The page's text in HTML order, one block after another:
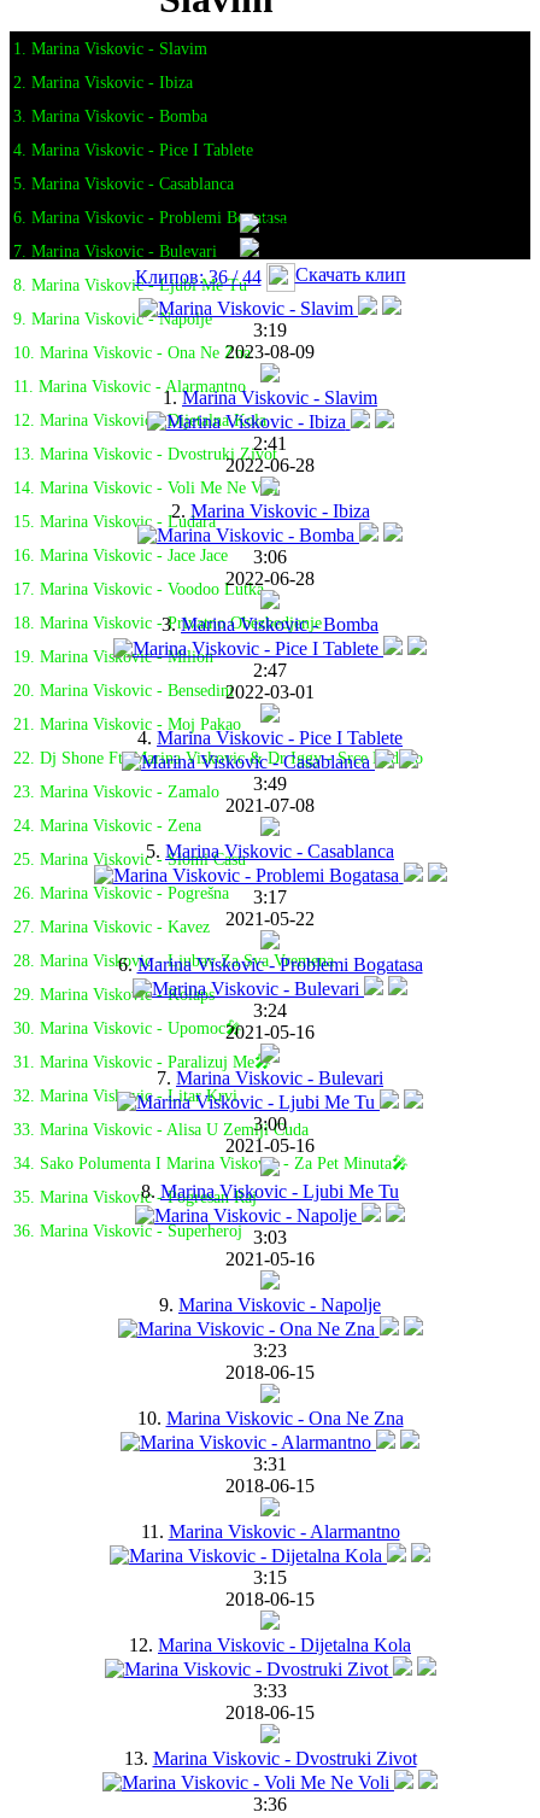
1. Marina Viskovic - Slavim
2. Marina Viskovic - Ibiza
3. Marina Viskovic - Bomba
4. Marina Viskovic - Pice I Tablete
5. Marina Viskovic - Casablanca
6. Marina Viskovic - Problemi Bogatasa
7. Marina Viskovic - Bulevari
8. Marina Viskovic - Ljubi Me Tu
9. Marina Viskovic - Napolje
10. Marina Viskovic - Ona Ne Zna
11. Marina Viskovic - Alarmantno
12. Marina Viskovic - Dijetalna Kola
13. Marina Viskovic - Dvostruki Zivot
14. Marina Viskovic - Voli Me Ne Voli
15. Marina Viskovic - Ludara
16. Marina Viskovic - Jace Jace
17. Marina Viskovic - Voodoo Lutka
18. Marina Viskovic - Privatno Obezbedjenje
19. Marina Viskovic - Milion
20. Marina Viskovic - Bensedini
21. Marina Viskovic - Moj Pakao
22. Dj Shone Ft. Marina Viskovic & Dr Iggy - Srce Ledeno
23. Marina Viskovic - Zamalo
24. Marina Viskovic - Zena
25. Marina Viskovic - Slomi Casu
26. Marina Viskovic - Pogrešna
27. Marina Viskovic - Kavez
28. Marina Viskovic - Ljubav Za Sva Vremena
29. Marina Viskovic - Kolaps
30. Marina Viskovic - Upomoc🎤
31. Marina Viskovic - Paralizuj Me🎤
32. Marina Viskovic - Litar Krvi
33. Marina Viskovic - Alisa U Zemlji Cuda
34. Sako Polumenta I Marina Viskovic - Za Pet Minuta🎤
35. Marina Viskovic - Pogresan Raj
36. Marina Viskovic - Superheroj
Клипов: 36 / 44 Скачать клип
3:19
2023-08-09
1.Marina Viskovic - Slavim
2:41
2022-06-28
2. Marina Viskovic - Ibiza
3:06
2022-06-28
3.Marina Viskovic - Bomba
2:47
2022-03-01
4. Marina Viskovic - Pice I Tablete
3:49
2021-07-08
5. Marina Viskovic - Casablanca
3:17
2021-05-22
6.Marina Viskovic - Problemi Bogatasa
3:24
2021-05-16
7. Marina Viskovic - Bulevari
3:00
2021-05-16
8. Marina Viskovic - Ljubi Me Tu
3:03
2021-05-16
9. Marina Viskovic - Napolje
3:23
2018-06-15
10. Marina Viskovic - Ona Ne Zna
3:31
2018-06-15
11. Marina Viskovic - Alarmantno
3:15
2018-06-15
12. Marina Viskovic - Dijetalna Kola
3:33
2018-06-15
13. Marina Viskovic - Dvostruki Zivot
3:36